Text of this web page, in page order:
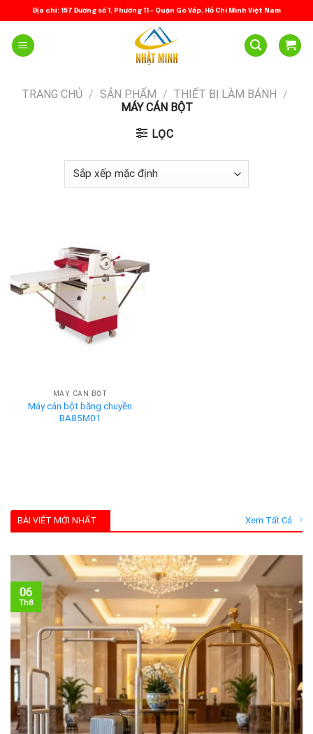
to
content
Địa chỉ: 157 Đường số 1, Phường 11 – Quận Gò Vấp, Hồ Chí Minh Việt Nam
TRANG CHỦ / SẢN PHẨM / THIẾT BỊ LÀM BÁNH /
MÁY CÁN BỘT
LỌC
MÁY CÁN BỘT
Máy cán bột băng chuyền
BA85M01
BÀI VIẾT MỚI NHẤT Xem Tất Cả
06
Th8